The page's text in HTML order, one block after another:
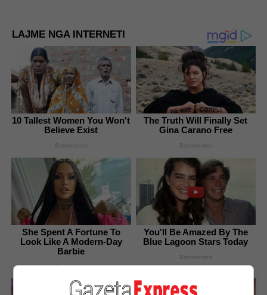
LAJME NGA INTERNETI
10 Tallest Women You Won't
Believe Exist
Brainberries
The Truth Will Finally Set
Gina Carano Free
Brainberries
She Spent A Fortune To
Look Like A Modern-Day
Barbie
Brainberries
You'll Be Amazed By The
Blue Lagoon Stars Today
Brainberries